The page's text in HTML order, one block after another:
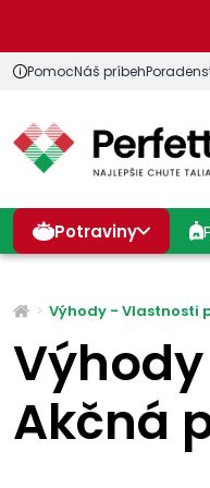
PomocNáš príbeh
Potraviny
Výhody - Vlastnosti
Akčná